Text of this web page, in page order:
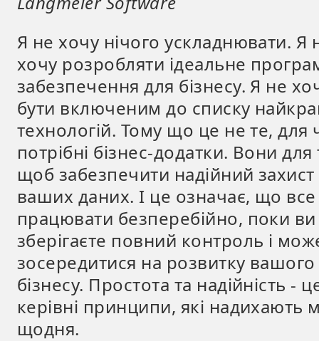
Я не хочу нічого ускладнювати. Я
хочу розробляти ідеальне
забезпечення для бізнесу. Я не
бути включеним до списку
технологій. Тому що це не те, для
потрібні бізнес-додатки. Вони для
щоб забезпечити надійний захист
ваших даних. І це означає, що
працювати безперебійно, поки ви
зберігаєте повний контроль і
зосередитися на розвитку вашого
бізнесу. Простота та надійність -
керівні принципи, які надихають
щодня.